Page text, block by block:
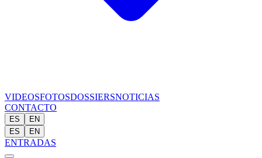
VIDEOSFOTOSDOSSIERSNOTICIAS
CONTACTO
ES
EN
ES
EN
ENTRADAS